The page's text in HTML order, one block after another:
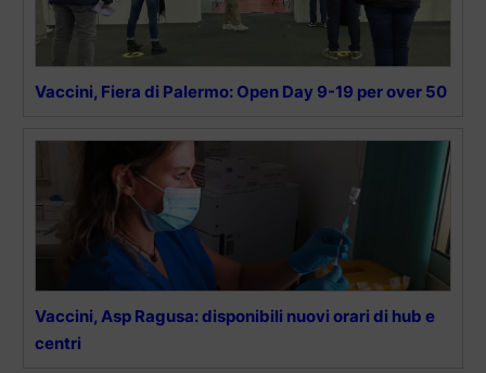
Vaccini, Fiera di Palermo: Open Day 9-19 per over 50
Vaccini, Asp Ragusa: disponibili nuovi orari di hub e
centri